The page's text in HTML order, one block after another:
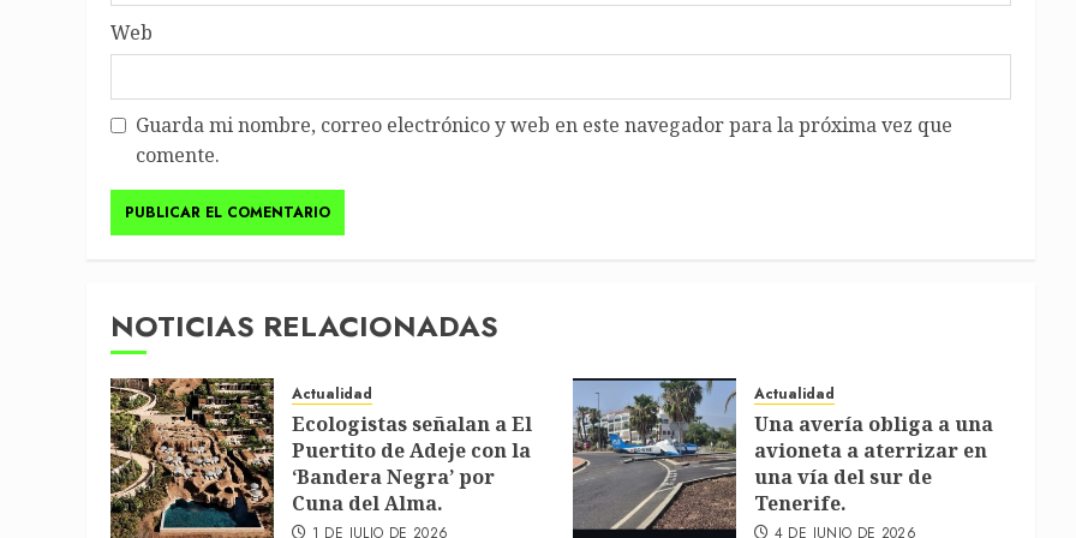
Web
Guarda mi nombre, correo electrónico y web en este navegador para la próxima vez que
comente.
NOTICIAS RELACIONADAS
Actualidad
Ecologistas señalan a El
Puertito de Adeje con la
‘Bandera Negra’ por
Cuna del Alma.
1 DE JULIO DE 2026
Actualidad
Una avería obliga a una
avioneta a aterrizar en
una vía del sur de
Tenerife.
4 DE JUNIO DE 2026